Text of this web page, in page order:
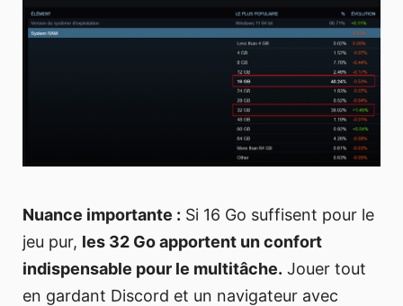
Nuance importante : Si 16 Go suffisent pour le
jeu pur, les 32 Go apportent un confort
indispensable pour le multitâche. Jouer tout
en gardant Discord et un navigateur avec